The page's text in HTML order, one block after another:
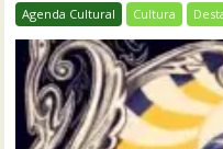
Agenda Cultural Cultura